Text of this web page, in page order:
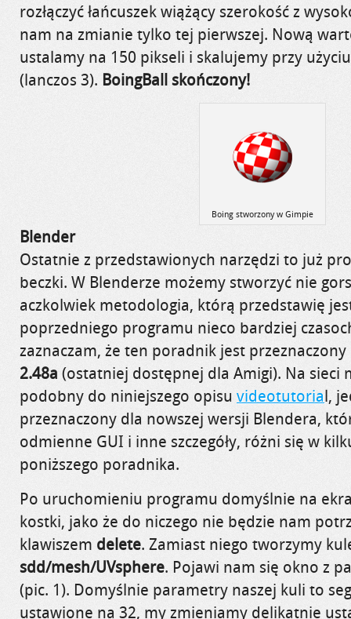
rozłączyć łańcuszek wiążący szerokość z
nam na zmianie tylko tej pierwszej. Nową
ustalamy na 150 pikseli i skalujemy przy
(lanczos 3). BoingBall skończony!
Boing stworzony w Gimpie
Blender
Ostatnie z przedstawionych narzędzi to już
beczki. W Blenderze możemy stworzyć nie
aczkolwiek metodologia, którą przedstawię
poprzedniego programu nieco bardziej
zaznaczam, że ten poradnik jest
2.48a (ostatniej dostępnej dla Amigi). Na sieci
podobny do niniejszego opisu videotutorial,
przeznaczony dla nowszej wersji Blendera,
odmienne GUI i inne szczegóły, różni się w
poniższego poradnika.
Po uruchomieniu programu domyślnie na
kostki, jako że do niczego nie będzie nam
klawiszem delete. Zamiast niego tworzymy
sdd/mesh/UVsphere. Pojawi nam się okno z
(pic. 1). Domyślnie parametry naszej kuli to
ustawione na 32, my zmieniamy delikatnie